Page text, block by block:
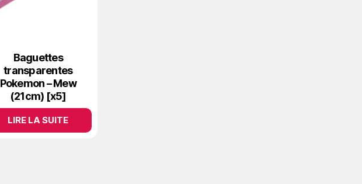
Baguettes
transparentes
Pokemon – Mew
(21cm) [x5]
LIRE LA SUITE